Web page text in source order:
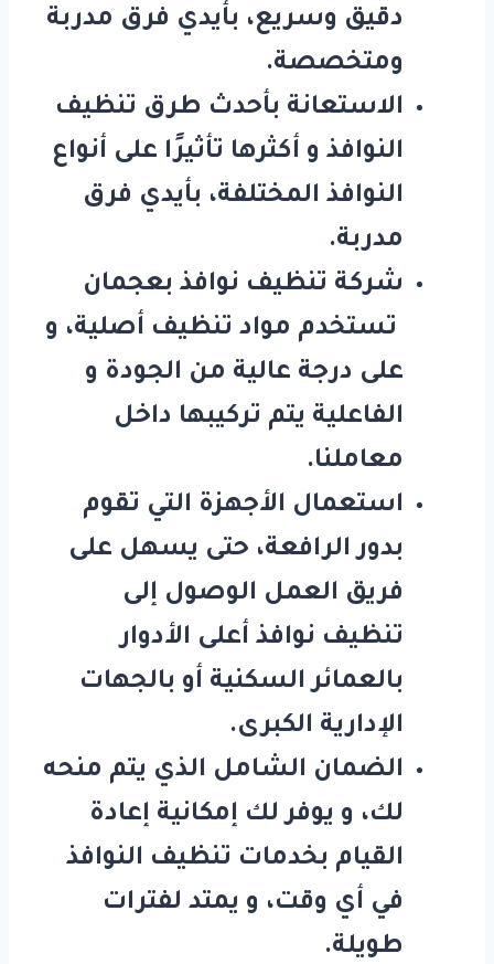
دقيق وسريع، بأيدي فرق مدربة
ومتخصصة.
الاستعانة بأحدث طرق تنظيف
النوافذ و أكثرها تأثيرًا على أنواع
النوافذ المختلفة، بأيدي فرق
مدربة.
شركة تنظيف نوافذ بعجمان
تستخدم مواد تنظيف أصلية، و
على درجة عالية من الجودة و
الفاعلية يتم تركيبها داخل
معاملنا.
استعمال الأجهزة التي تقوم
بدور الرافعة، حتى يسهل على
فريق العمل الوصول إلى
تنظيف نوافذ أعلى الأدوار
بالعمائر السكنية أو بالجهات
الإدارية الكبرى.
الضمان الشامل الذي يتم منحه
لك، و يوفر لك إمكانية إعادة
القيام بخدمات تنظيف النوافذ
في أي وقت، و يمتد لفترات
طويلة.